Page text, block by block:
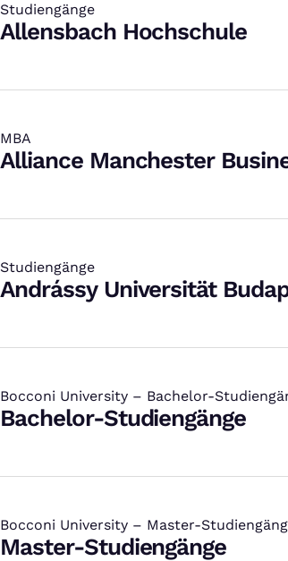
Studiengänge
:
Allensbach Hochschule
MBA
:
Alliance Manchester
Studiengänge
:
Andrássy Universität
Bocconi University – Bachelor-
:
Bachelor-Studiengänge
Bocconi University – Master-
:
Master-Studiengänge